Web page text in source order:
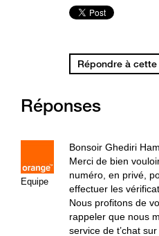
Répondre à
Réponses
Equipe
Bonsoir Ghediri
Merci de bien
numéro, en privé,
effectuer les
Nous profitons de
rappeler que nous
service de t’chat